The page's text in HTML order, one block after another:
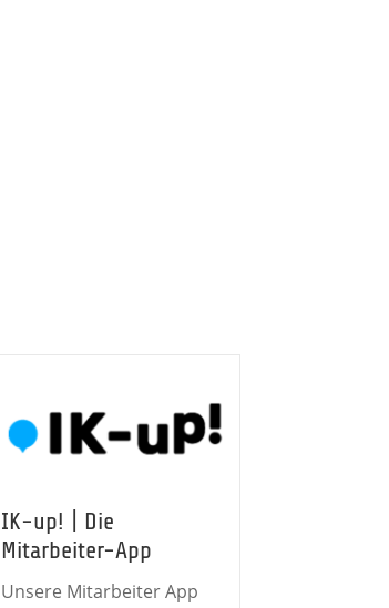
IK-up! | Die
Mitarbeiter-App
Unsere Mitarbeiter App